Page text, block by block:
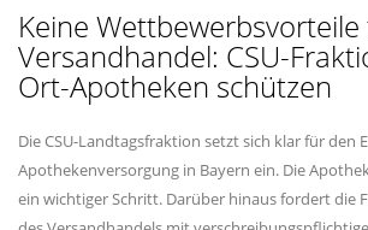
Keine
Versandhandel: CSU-
Ort-Apotheken schützen
Die CSU-Landtagsfraktion setzt sich klar für den
Apothekenversorgung in Bayern ein. Die
ein wichtiger Schritt. Darüber hinaus fordert die